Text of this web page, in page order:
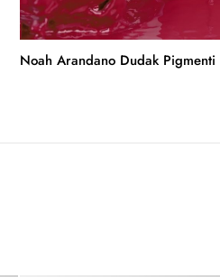
Noah Arandano Dudak Pigmenti